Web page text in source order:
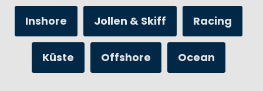
Inshore Jollen & Skiff Racing
Küste Offshore Ocean